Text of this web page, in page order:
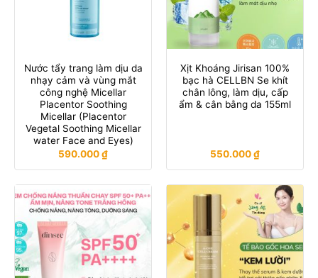
Nước tẩy trang làm dịu da
nhạy cảm và vùng mắt
công nghệ Micellar
Placentor Soothing
Micellar (Placentor
Vegetal Soothing Micellar
water Face and Eyes)
590.000₫
Xịt Khoáng Jirisan 100%
bạc hà CELLBN Se khít
chân lông, làm dịu, cấp
ẩm & cân bằng da 155ml
550.000₫